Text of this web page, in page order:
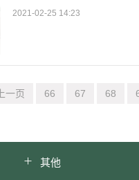
2021-02-25 14:23
上一页 66 67 68
其他